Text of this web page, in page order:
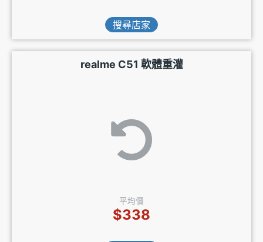
搜尋店家
realme C51 軟體重灌
平均價
$338